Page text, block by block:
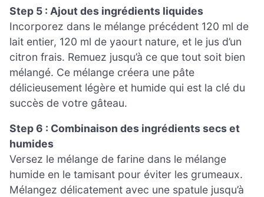
Step 5 : Ajout des ingrédients liquides
Incorporez dans le mélange précédent 120 ml de
lait entier, 120 ml de yaourt nature, et le jus d’un
citron frais. Remuez jusqu’à ce que tout soit bien
mélangé. Ce mélange créera une pâte
délicieusement légère et humide qui est la clé du
succès de votre gâteau.
Step 6 : Combinaison des ingrédients secs et
humides
Versez le mélange de farine dans le mélange
humide en le tamisant pour éviter les grumeaux.
Mélangez délicatement avec une spatule jusqu’à